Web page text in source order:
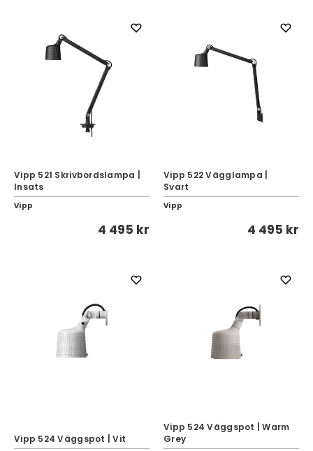
Vipp 521 Skrivbordslampa |
Insats
Vipp
4 495 kr
Vipp 522 Vägglampa |
Svart
Vipp
4 495 kr
Vipp 524 Väggspot | Vit
Vipp 524 Väggspot | Warm
Grey